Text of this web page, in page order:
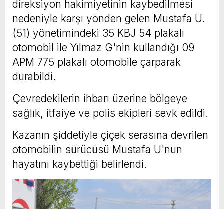
direksiyon hakimiyetinin kaybedilmesi
nedeniyle karşı yönden gelen Mustafa U.
(51) yönetimindeki 35 KBJ 54 plakalı
otomobil ile Yılmaz G'nin kullandığı 09
APM 775 plakalı otomobile çarparak
durabildi.
Çevredekilerin ihbarı üzerine bölgeye
sağlık, itfaiye ve polis ekipleri sevk edildi.
Kazanın şiddetiyle çiçek serasına devrilen
otomobilin sürücüsü Mustafa U'nun
hayatını kaybettiği belirlendi.